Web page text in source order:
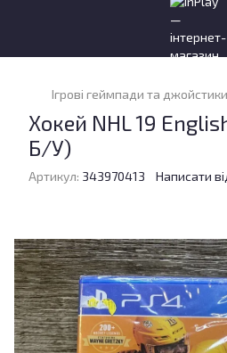
Ігрові геймпади та джойстики
Хокей NHL 19
Б/У)
Артикул: 343970413 Написати